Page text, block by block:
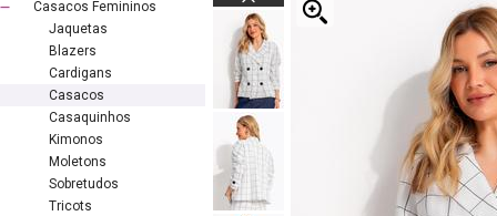
Casacos Femininos
Jaquetas
Blazers
Cardigans
Casacos
Casaquinhos
Kimonos
Moletons
Sobretudos
Tricots